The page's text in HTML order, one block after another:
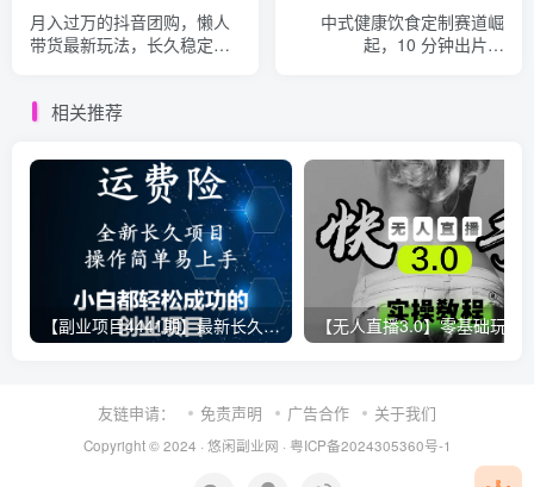
月入过万的抖音团购，懒人
带货最新玩法，长久稳定！
中式健康饮食定制赛道崛
起，10 分钟出片！
相关推荐
【副业项目4441期】最新长久稳定暴利项目，运费险全新玩法，日赚1000（包含详细教程，全程指导）
友链申请： 免责声明 广告合作 关于我们
Copyright © 2024 · 悠闲副业网 · 粤ICP备2024305360号-1